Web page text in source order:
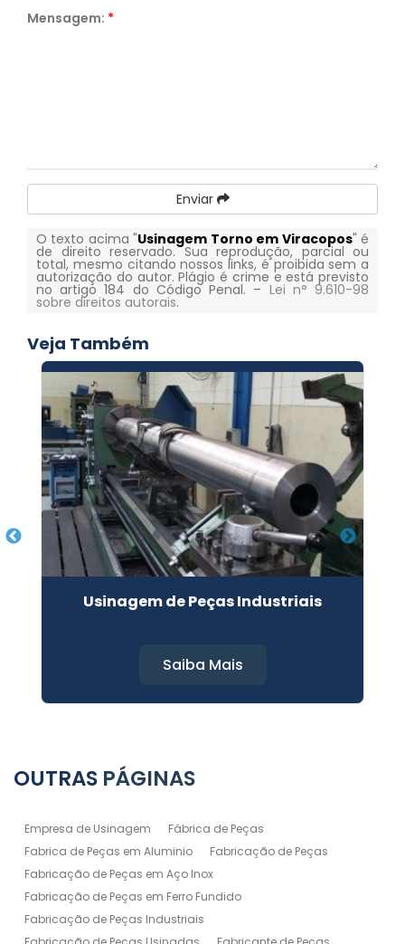
Mensagem: *
Enviar
O texto acima "Usinagem Torno em Viracopos" é
de direito reservado. Sua reprodução, parcial ou
total, mesmo citando nossos links, é proibida sem a
autorização do autor. Plágio é crime e está previsto
no artigo 184 do Código Penal. – Lei n° 9.610-98
sobre direitos autorais.
Veja Também
Usinagem de Peças Industriais
Saiba Mais
OUTRAS PÁGINAS
Empresa de Usinagem
Fábrica de Peças
Fabrica de Peças em Aluminio
Fabricação de Peças
Fabricação de Peças em Aço Inox
Fabricação de Peças em Ferro Fundido
Fabricação de Peças Industriais